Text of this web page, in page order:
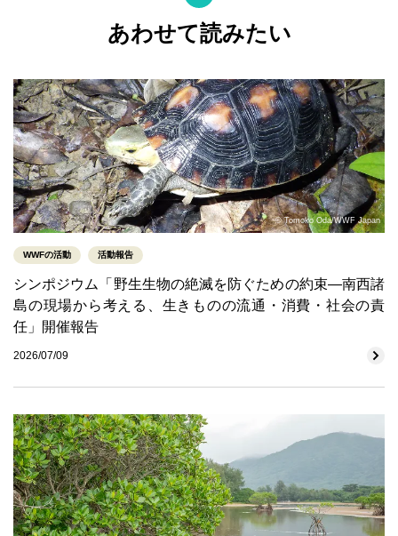
あわせて読みたい
© Tomoko Oda/WWF Japan
WWFの活動 活動報告
シンポジウム「野生生物の絶滅を防ぐための約束―南西諸
島の現場から考える、生きものの流通・消費・社会の責
任」開催報告
2026/07/09